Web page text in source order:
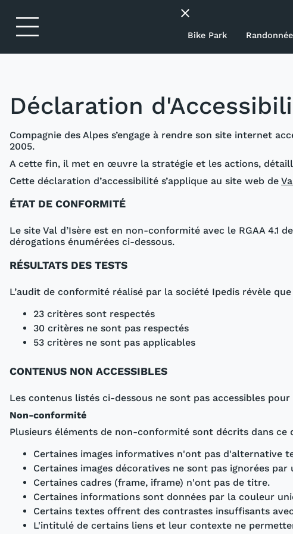
close
Bike Park
chevron_right
chevron_rightLe domaine skiable
chevron_right Blog
Déclaration
Compagnie des Alpes s’engage à rendre son site internet
2005.
A cette fin, il met en œuvre la stratégie et les actions,
Cette déclaration d’accessibilité s’applique au site web de
ÉTAT DE CONFORMITÉ
Le site Val d’Isère est en non-conformité avec le RGAA 4.1
dérogations énumérées ci-dessous.
RÉSULTATS DES TESTS
L’audit de conformité réalisé par la société Ipedis révèle
23 critères sont respectés
30 critères ne sont pas respectés
53 critères ne sont pas applicables
CONTENUS NON ACCESSIBLES
Les contenus listés ci-dessous ne sont pas accessibles
Non-conformité
Plusieurs éléments de non-conformité sont décrits dans
Certaines images informatives n'ont pas d'alternative
Certaines images décoratives ne sont pas ignorées
Certaines cadres (frame, iframe) n'ont pas de titre.
Certaines informations sont données par la couleur
Certains textes offrent des contrastes insuffisants
L'intitulé de certains liens et leur contexte ne